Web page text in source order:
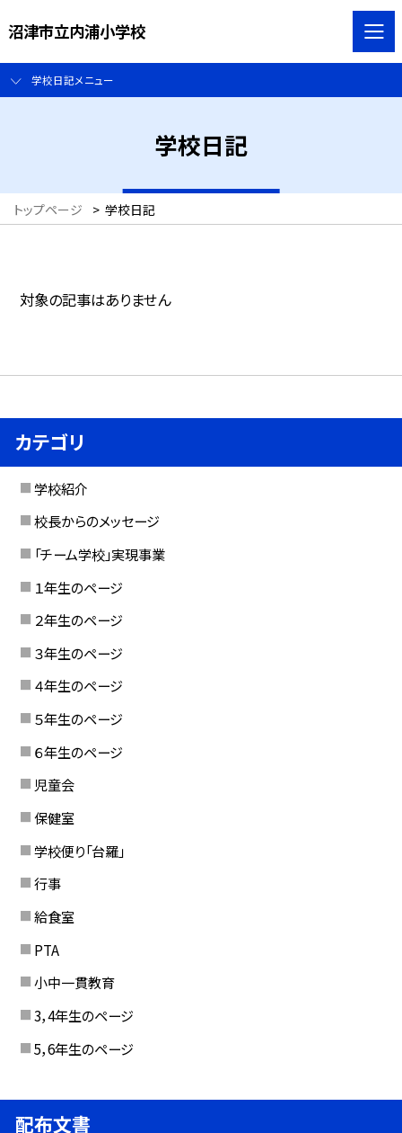
沼津市立内浦小学校
学校日記メニュー
学校日記
トップページ > 学校日記
対象の記事はありません
カテゴリ
学校紹介
校長からのメッセージ
「チーム学校」実現事業
１年生のページ
２年生のページ
３年生のページ
４年生のページ
５年生のページ
６年生のページ
児童会
保健室
学校便り「台羅」
行事
給食室
PTA
小中一貫教育
3，4年生のページ
5，6年生のページ
配布文書